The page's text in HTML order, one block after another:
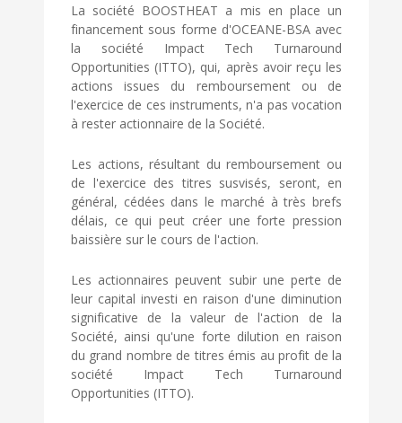
La société BOOSTHEAT a mis en place un
financement sous forme d'OCEANE-BSA avec
la société Impact Tech Turnaround
Opportunities (ITTO), qui, après avoir reçu les
actions issues du remboursement ou de
l'exercice de ces instruments, n'a pas vocation
à rester actionnaire de la Société.
Les actions, résultant du remboursement ou
de l'exercice des titres susvisés, seront, en
général, cédées dans le marché à très brefs
délais, ce qui peut créer une forte pression
baissière sur le cours de l'action.
Les actionnaires peuvent subir une perte de
leur capital investi en raison d'une diminution
significative de la valeur de l'action de la
Société, ainsi qu'une forte dilution en raison
du grand nombre de titres émis au profit de la
société Impact Tech Turnaround
Opportunities (ITTO).